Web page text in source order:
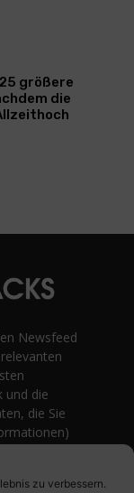
zu verbessern.
größere
die
Newsfeed
und die
die Sie
Einfache